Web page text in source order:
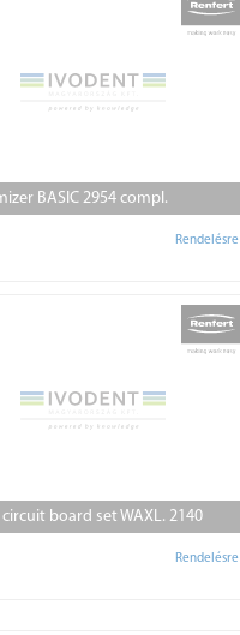
BASIC 2954 compl.
Rendelésre
board set WAXL. 2140
Rendelésre